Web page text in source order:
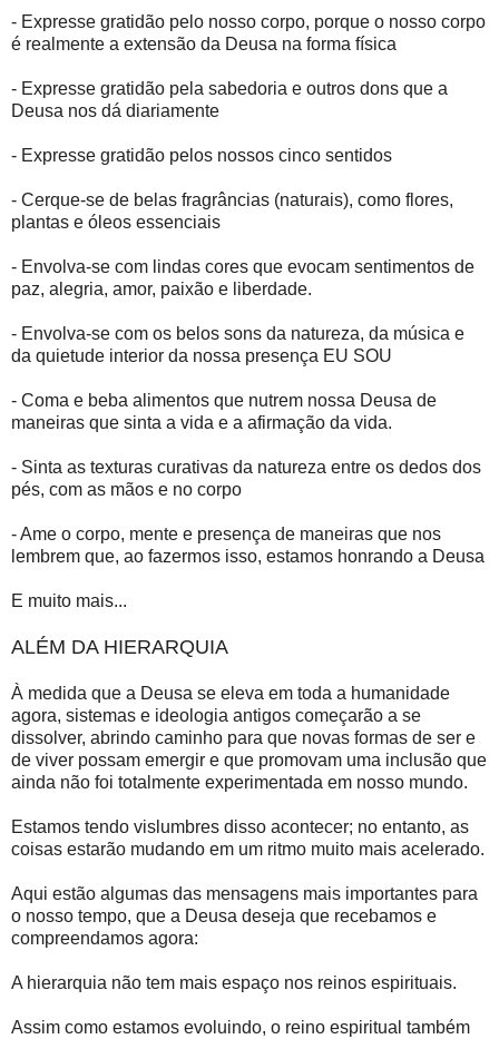
- Expresse gratidão pelo nosso corpo, porque o nosso corpo
é realmente a extensão da Deusa na forma física
- Expresse gratidão pela sabedoria e outros dons que a
Deusa nos dá diariamente
- Expresse gratidão pelos nossos cinco sentidos
- Cerque-se de belas fragrâncias (naturais), como flores,
plantas e óleos essenciais
- Envolva-se com lindas cores que evocam sentimentos de
paz, alegria, amor, paixão e liberdade.
- Envolva-se com os belos sons da natureza, da música e
da quietude interior da nossa presença EU SOU
- Coma e beba alimentos que nutrem nossa Deusa de
maneiras que sinta a vida e a afirmação da vida.
- Sinta as texturas curativas da natureza entre os dedos dos
pés, com as mãos e no corpo
- Ame o corpo, mente e presença de maneiras que nos
lembrem que, ao fazermos isso, estamos honrando a Deusa
E muito mais...
ALÉM DA HIERARQUIA
À medida que a Deusa se eleva em toda a humanidade
agora, sistemas e ideologia antigos começarão a se
dissolver, abrindo caminho para que novas formas de ser e
de viver possam emergir e que promovam uma inclusão que
ainda não foi totalmente experimentada em nosso mundo.
Estamos tendo vislumbres disso acontecer; no entanto, as
coisas estarão mudando em um ritmo muito mais acelerado.
Aqui estão algumas das mensagens mais importantes para
o nosso tempo, que a Deusa deseja que recebamos e
compreendamos agora:
A hierarquia não tem mais espaço nos reinos espirituais.
Assim como estamos evoluindo, o reino espiritual também